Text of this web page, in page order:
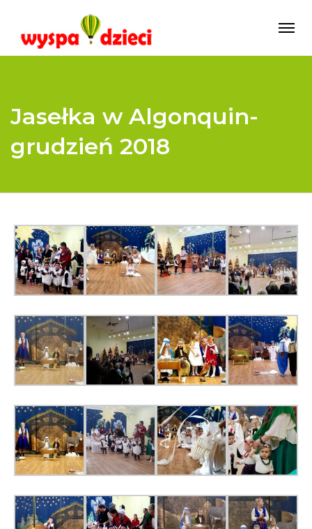
Jasełka w Algonquin-
grudzień 2018